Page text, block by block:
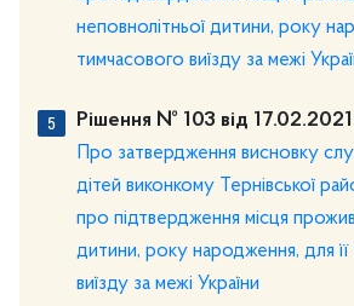
неповнолітньої дитини, року
тимчасового виїзду за межі
Рішення № 103 від
Про затвердження висновку
дітей виконкому Тернівської
про підтвердження місця
дитини, року народження, для її
виїзду за межі України